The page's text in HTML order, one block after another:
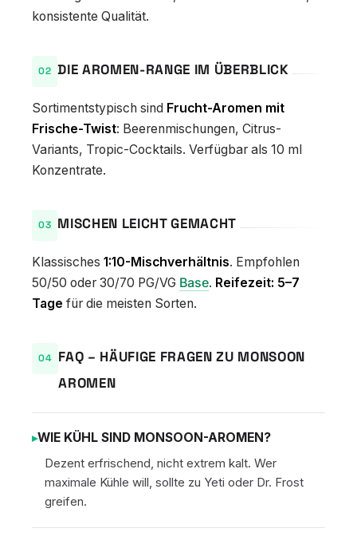
konsistente Qualität.
DIE AROMEN-RANGE IM ÜBERBLICK
Sortimentstypisch sind Frucht-Aromen mit
Frische-Twist: Beerenmischungen, Citrus-
Variants, Tropic-Cocktails. Verfügbar als 10 ml
Konzentrate.
MISCHEN LEICHT GEMACHT
Klassisches 1:10-Mischverhältnis. Empfohlen
50/50 oder 30/70 PG/VG Base. Reifezeit: 5–7
Tage für die meisten Sorten.
FAQ – HÄUFIGE FRAGEN ZU MONSOON
AROMEN
WIE KÜHL SIND MONSOON-AROMEN?
Dezent erfrischend, nicht extrem kalt. Wer
maximale Kühle will, sollte zu Yeti oder Dr. Frost
greifen.